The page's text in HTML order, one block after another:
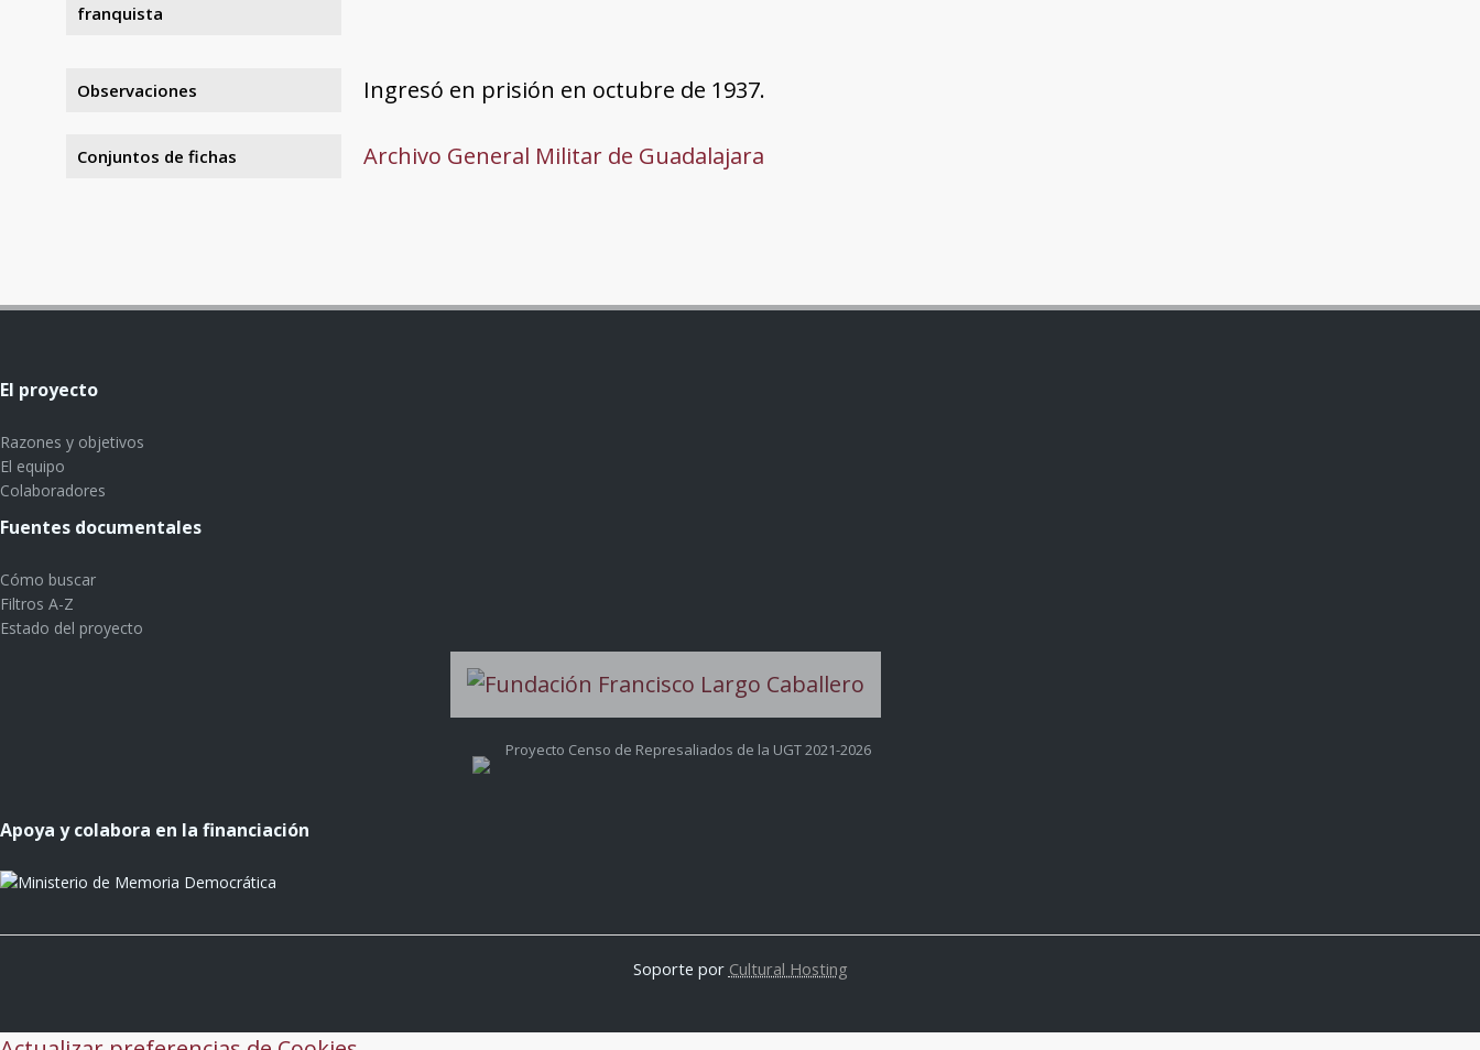
franquista
Observaciones Ingresó en prisión en octubre de 1937.
Conjuntos de fichas Archivo General Militar de Guadalajara
El proyecto
Razones y objetivos
El equipo
Colaboradores
Fuentes documentales
Cómo buscar
Filtros A-Z
Estado del proyecto
Proyecto Censo de Represaliados de la UGT 2021-2026
Apoya y colabora en la financiación
Soporte por Cultural Hosting